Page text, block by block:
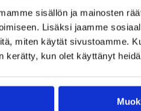
sisällön ja mainosten
Lisäksi jaamme
miten käytät sivustoamme.
kerätty, kun olet käyttänyt